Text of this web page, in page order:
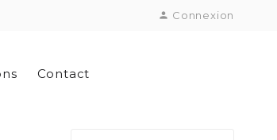
 Connexion
Contact